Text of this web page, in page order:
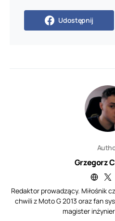
Udostępnij
Grzegorz
Redaktor prowadzący. Miłośnik
chwili z Moto G 2013 oraz fan
magister